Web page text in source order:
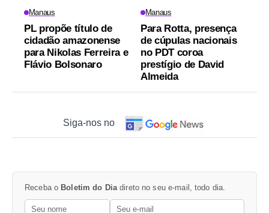
Manaus
PL propõe título de
cidadão amazonense
para Nikolas Ferreira e
Flávio Bolsonaro
Manaus
Para Rotta, presença
de cúpulas nacionais
no PDT coroa
prestígio de David
Almeida
Siga-nos no
Receba o Boletim do Dia direto no seu e-mail, todo dia.